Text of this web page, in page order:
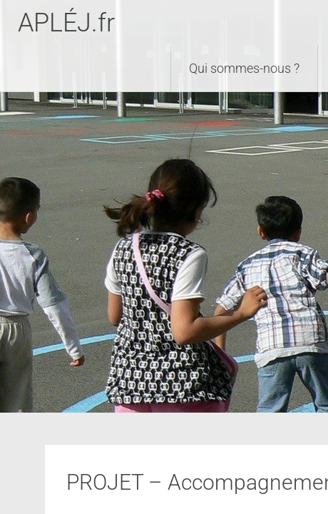
APLÉJ.fr
Qui sommes-nous ?
PROJET –